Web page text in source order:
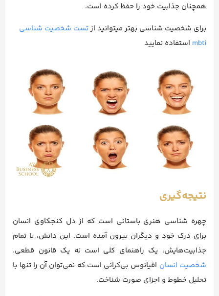
همچنان جذابیت خود را حفظ کرده است.
برای شخصیت شناسی بهتر میتوانید ازتست شخصیت شناسی
mbti استفاده نمایید
نتیجه‌گیری
چهره شناسی هنری باستانی است که از دل کنجکاوی انسان
برای درک خود و دیگران بیرون آمده است. این دانش، با تمام
جذابیت‌هایش، یک راهنمای کلی است نه یک قانون قطعی.
شخصیت انسان اقیانوس بی‌کرانی است که نمی‌توان آن را تنها با
تحلیل خطوط و اجزای صورت شناخت.